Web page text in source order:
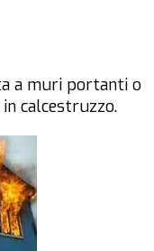
a muri portanti o
calcestruzzo.